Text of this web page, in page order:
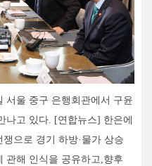
서울 중구 은행회관에서 구윤
나고 있다. [연합뉴스] 한은에
으로 경기 하방·물가 상승
관해 인식을 공유하고,향후